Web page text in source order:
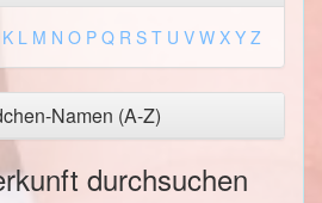
K L M N O P Q R S T U V W X Y Z
Namen (A-Z)
durchsuchen